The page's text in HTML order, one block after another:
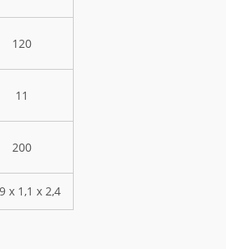
120
11
200
х 1,1 х 2,4